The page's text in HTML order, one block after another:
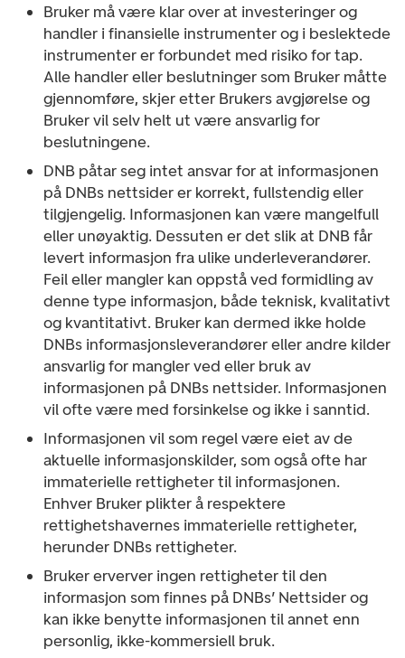
Bruker må være klar over at investeringer og
handler i finansielle instrumenter og i beslektede
instrumenter er forbundet med risiko for tap.
Alle handler eller beslutninger som Bruker måtte
gjennomføre, skjer etter Brukers avgjørelse og
Bruker vil selv helt ut være ansvarlig for
beslutningene.
DNB påtar seg intet ansvar for at informasjonen
på DNBs nettsider er korrekt, fullstendig eller
tilgjengelig. Informasjonen kan være mangelfull
eller unøyaktig. Dessuten er det slik at DNB får
levert informasjon fra ulike underleverandører.
Feil eller mangler kan oppstå ved formidling av
denne type informasjon, både teknisk, kvalitativt
og kvantitativt. Bruker kan dermed ikke holde
DNBs informasjonsleverandører eller andre kilder
ansvarlig for mangler ved eller bruk av
informasjonen på DNBs nettsider. Informasjonen
vil ofte være med forsinkelse og ikke i sanntid.
Informasjonen vil som regel være eiet av de
aktuelle informasjonskilder, som også ofte har
immaterielle rettigheter til informasjonen.
Enhver Bruker plikter å respektere
rettighetshavernes immaterielle rettigheter,
herunder DNBs rettigheter.
Bruker erverver ingen rettigheter til den
informasjon som finnes på DNBs’ Nettsider og
kan ikke benytte informasjonen til annet enn
personlig, ikke-kommersiell bruk.